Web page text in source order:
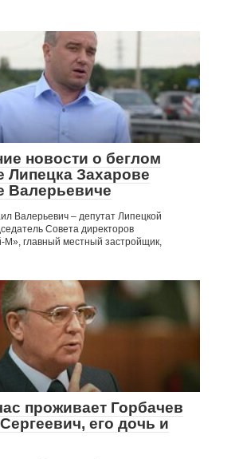
новости о беглом
Липецка Захарове
Валерьевиче
Валерьевич – депутат Липецкой
Совета директоров
М», главный местный застройщик,
проживает Горбачев
его дочь и